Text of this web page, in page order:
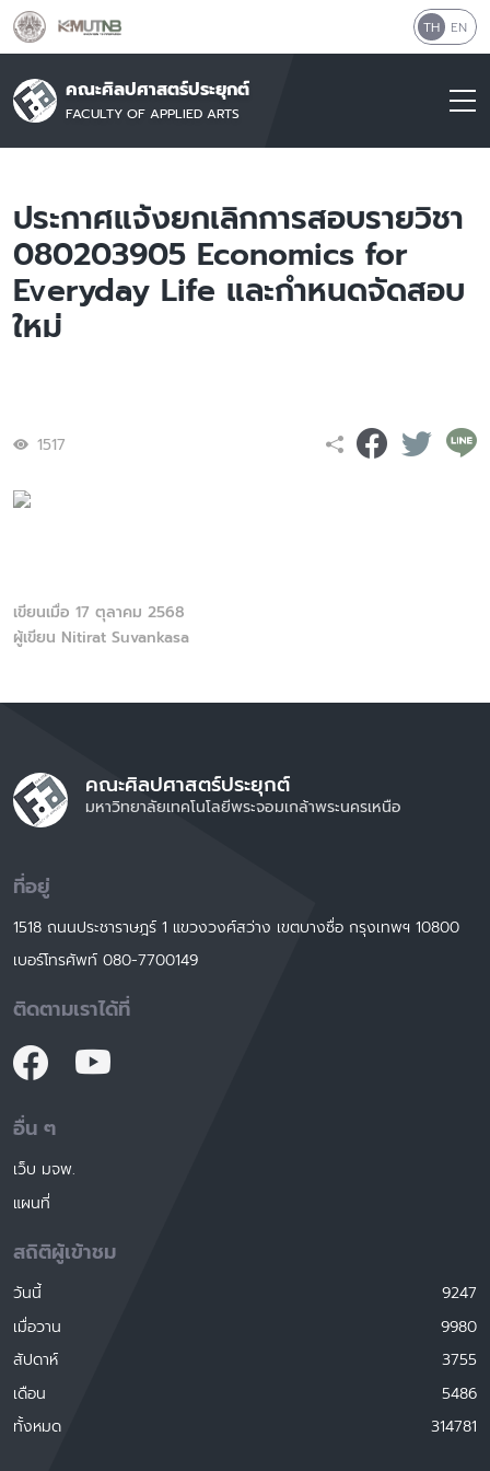
TH EN
คณะศิลปศาสตร์ประยุกต์
FACULTY OF APPLIED ARTS
ประกาศแจ้งยกเลิกการสอบรายวิชา
080203905 Economics for
Everyday Life และกำหนดจัดสอบ
ใหม่
1517
เขียนเมื่อ 17 ตุลาคม 2568
ผู้เขียน Nitirat Suvankasa
คณะศิลปศาสตร์ประยุกต์
มหาวิทยาลัยเทคโนโลยีพระจอมเกล้าพระนครเหนือ
ที่อยู่
1518 ถนนประชาราษฎร์ 1 แขวงวงศ์สว่าง เขตบางซื่อ กรุงเทพฯ 10800
เบอร์โทรศัพท์ 080-7700149
ติดตามเราได้ที่
อื่น ๆ
เว็บ มจพ.
แผนที่
สถิติผู้เข้าชม
วันนี้
9247
เมื่อวาน
9980
สัปดาห์
3755
เดือน
5486
ทั้งหมด
314781